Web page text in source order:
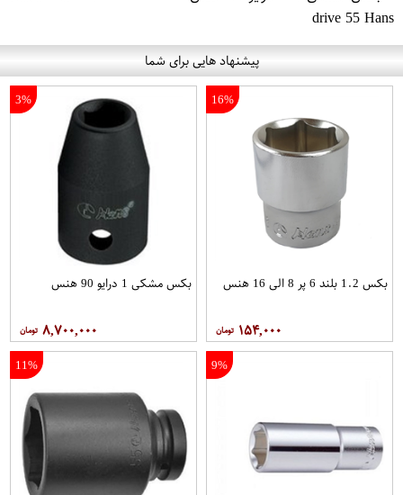
drive 55 Hans
پیشنهاد هایی برای شما
16%
بکس 1.2 بلند 6 پر 8 الی 16 هنس
۱۵۴,۰۰۰
3%
بکس مشکی 1 درایو 90 هنس
۸,۷۰۰,۰۰۰
9%
11%